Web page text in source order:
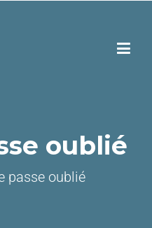
oublié
passe oublié